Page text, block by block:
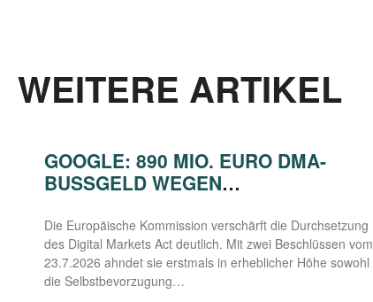
WEITERE ARTIKEL
GOOGLE: 890 MIO. EURO DMA-
BUSSGELD WEGEN S
TEERING
Die Euro­päi­sche Kom­mis­si­on ver­schärft die Durch­set­zung
des Digi­tal Mar­kets Act deut­lich. Mit zwei Beschlüs­sen vom
23.7.2026 ahn­det sie erst­mals in erheb­li­cher Höhe sowohl
die Selbstbevorzugung…